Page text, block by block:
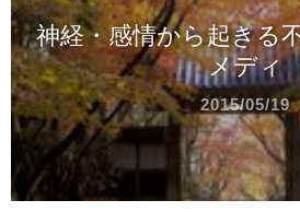
神経・感情から起きる
メディ
2015/05/19